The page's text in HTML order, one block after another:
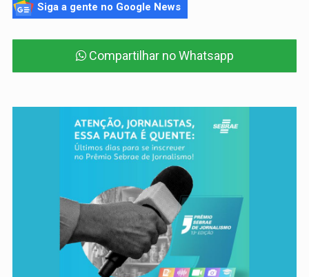
Siga a gente no Google News
Compartilhar no Whatsapp